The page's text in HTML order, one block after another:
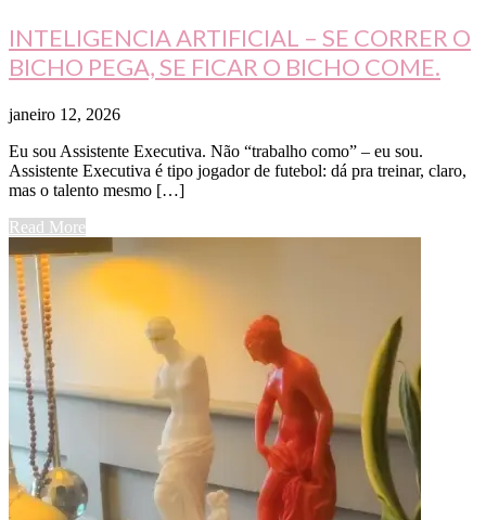
INTELIGENCIA ARTIFICIAL – SE CORRER O
BICHO PEGA, SE FICAR O BICHO COME.
janeiro 12, 2026
Eu sou Assistente Executiva. Não “trabalho como” – eu sou.
Assistente Executiva é tipo jogador de futebol: dá pra treinar, claro,
mas o talento mesmo […]
Read More